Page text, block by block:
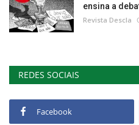
ensina a
Revista Descla
REDES SOCIAIS
Facebook